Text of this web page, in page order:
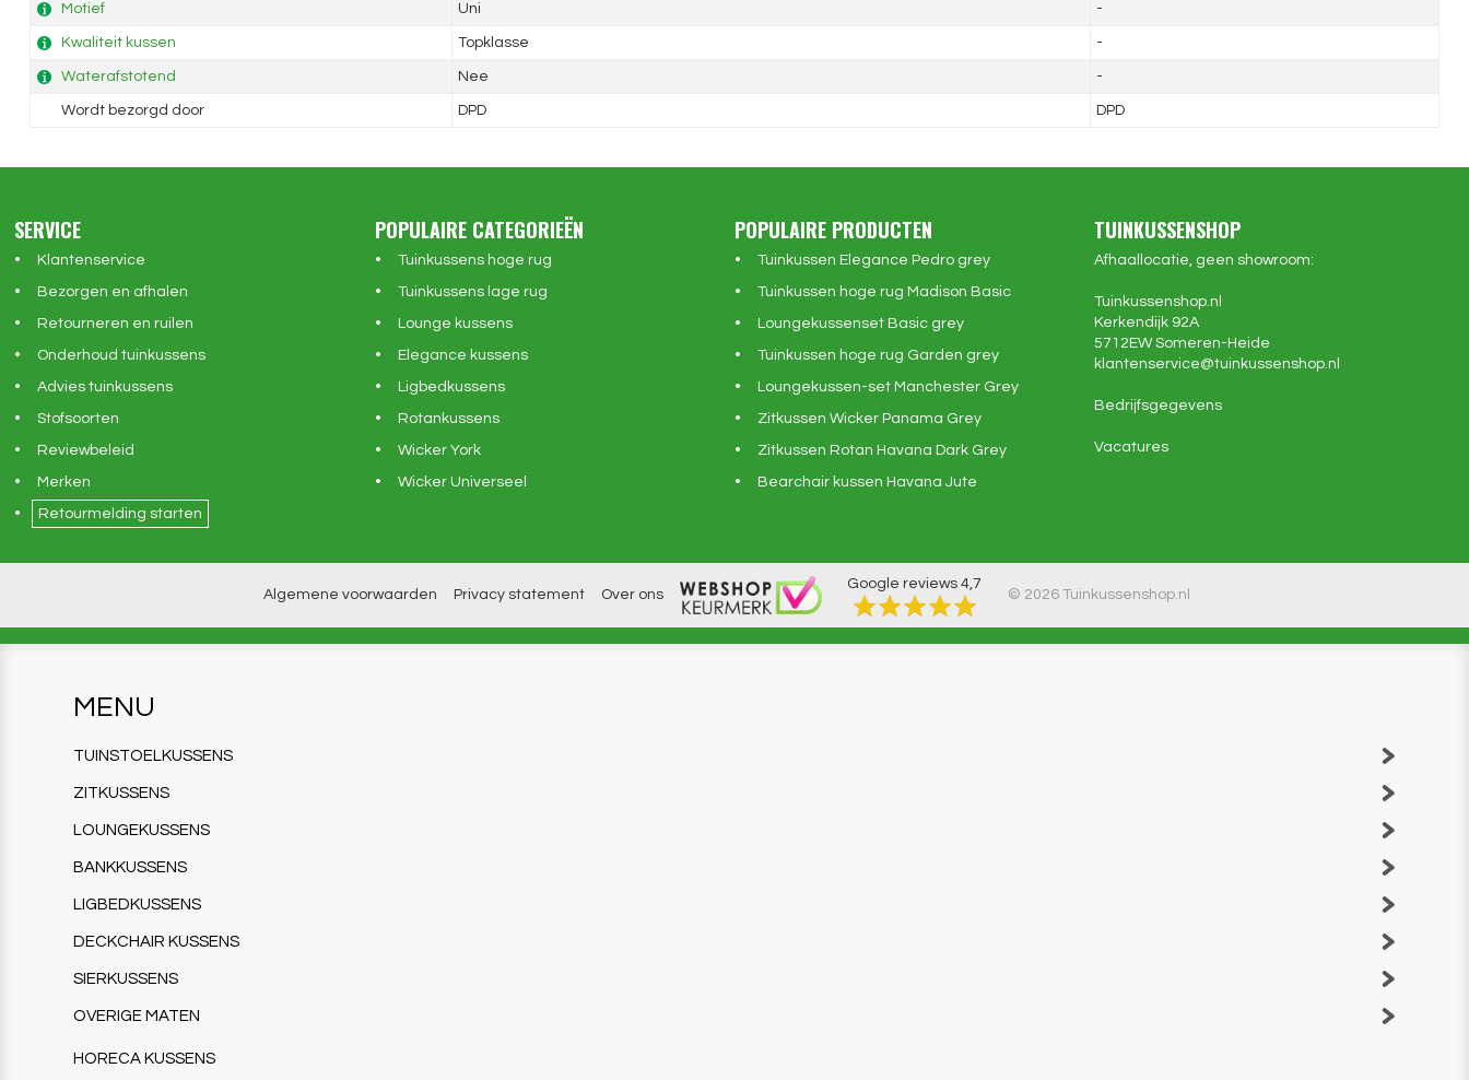
Motief Uni -
Kwaliteit kussen Topklasse -
Waterafstotend Nee -
Wordt bezorgd door DPD DPD
SERVICE
Klantenservice
Bezorgen en afhalen
Retourneren en ruilen
Onderhoud tuinkussens
Advies tuinkussens
Stofsoorten
Reviewbeleid
Merken
Retourmelding starten
POPULAIRE CATEGORIEËN
Tuinkussens hoge rug
Tuinkussens lage rug
Lounge kussens
Elegance kussens
Ligbedkussens
Rotankussens
Wicker York
Wicker Universeel
POPULAIRE PRODUCTEN
Tuinkussen Elegance Pedro grey
Tuinkussen hoge rug Madison Basic
Loungekussenset Basic grey
Tuinkussen hoge rug Garden grey
Loungekussen-set Manchester Grey
Zitkussen Wicker Panama Grey
Zitkussen Rotan Havana Dark Grey
Bearchair kussen Havana Jute
TUINKUSSENSHOP
Afhaallocatie, geen showroom:
Tuinkussenshop.nl
Kerkendijk 92A
5712EW Someren-Heide
klantenservice@tuinkussenshop.nl
Bedrijfsgegevens
Vacatures
Algemene voorwaarden Privacy statement Over ons
Google reviews 4,7
© 2026 Tuinkussenshop.nl
MENU
TUINSTOELKUSSENS
ZITKUSSENS
LOUNGEKUSSENS
BANKKUSSENS
LIGBEDKUSSENS
DECKCHAIR KUSSENS
SIERKUSSENS
OVERIGE MATEN
HORECA KUSSENS